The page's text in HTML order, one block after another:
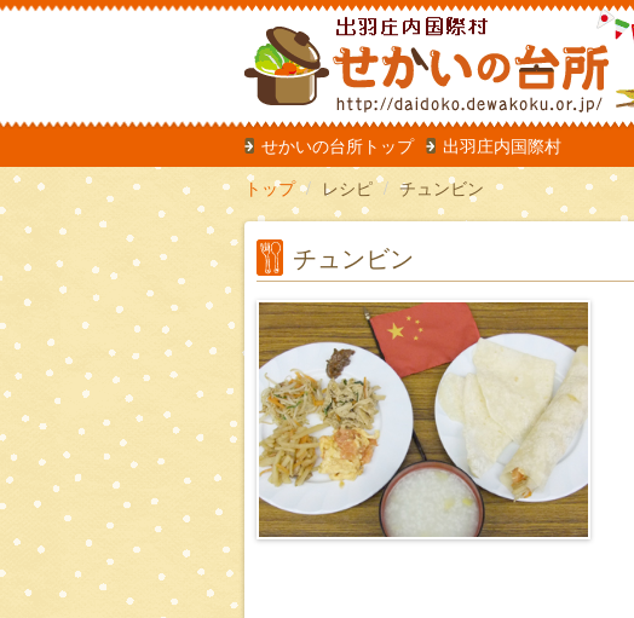
だいどこ
せかいの台所トップ
出羽庄内国際村
トップ
レシピ チュンビン
チュンビン